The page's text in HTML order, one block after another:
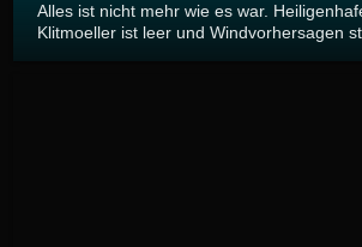
Alles ist nicht mehr wie es war.
Klitmoeller ist leer und Windvorhersagen